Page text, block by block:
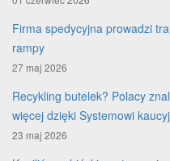
Firma spedycyjna prowadzi
rampy
27 maj 2026
Recykling butelek? Polacy
więcej dzięki Systemowi
23 maj 2026